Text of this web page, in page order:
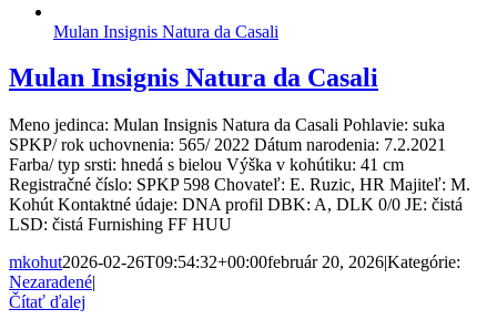
Mulan Insignis Natura da Casali
Mulan Insignis Natura da Casali
Meno jedinca: Mulan Insignis Natura da Casali Pohlavie: suka
SPKP/ rok uchovnenia: 565/ 2022 Dátum narodenia: 7.2.2021
Farba/ typ srsti: hnedá s bielou Výška v kohútiku: 41 cm
Registračné číslo: SPKP 598 Chovateľ: E. Ruzic, HR Majiteľ: M.
Kohút Kontaktné údaje: DNA profil DBK: A, DLK 0/0 JE: čistá
LSD: čistá Furnishing FF HUU
mkohut2026-02-26T09:54:32+00:00február 20, 2026|Kategórie:
Nezaradené|
Čítať ďalej